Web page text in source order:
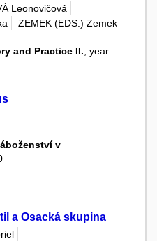
Leonovičová
ZEMEK (EDS.) Zemek
and Practice II., year:
v
a Osacká skupina